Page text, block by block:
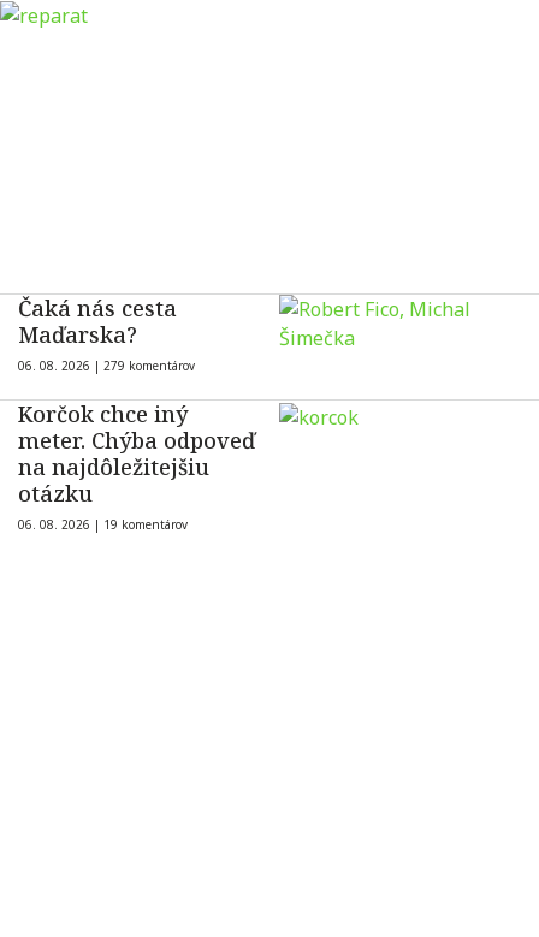
Čaká nás cesta
Maďarska?
06. 08. 2026 | 279 komentárov
Korčok chce iný
meter. Chýba odpoveď
na najdôležitejšiu
otázku
06. 08. 2026 | 19 komentárov